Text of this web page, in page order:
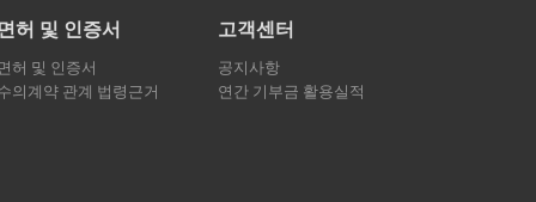
허 및 인증서
허 및 인증서
의계약 관계 법령근거
고객센터
공지사항
연간 기부금 활용실적